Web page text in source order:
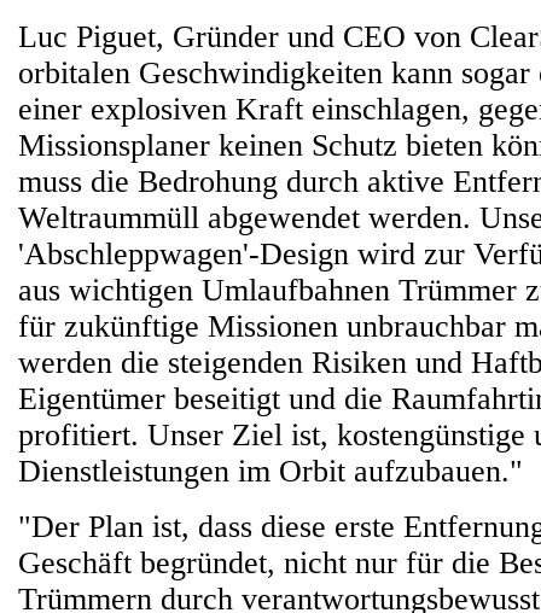
Luc Piguet, Gründer und CEO von
orbitalen Geschwindigkeiten kann sogar
einer explosiven Kraft einschlagen,
Missionsplaner keinen Schutz bieten
muss die Bedrohung durch aktive
Weltraummüll abgewendet werden.
'Abschleppwagen'-Design wird zur
aus wichtigen Umlaufbahnen Trümmer
für zukünftige Missionen unbrauchbar
werden die steigenden Risiken und
Eigentümer beseitigt und die
profitiert. Unser Ziel ist, kostengünstige
Dienstleistungen im Orbit aufzubauen."
"Der Plan ist, dass diese erste
Geschäft begründet, nicht nur für die
Trümmern durch